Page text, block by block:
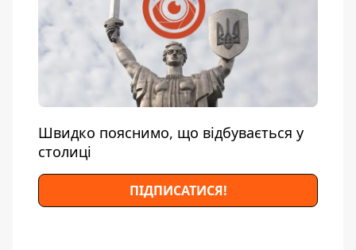
Швидко пояснимо, що відбувається у
столиці
ПІДПИСАТИСЯ!